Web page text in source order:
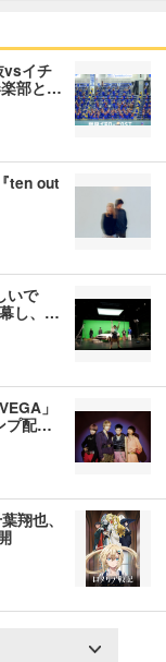
vsイチ
楽部と…
ten out
いで
し、…
」
プ配…
翔也、